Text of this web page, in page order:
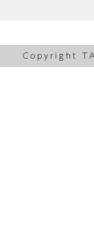
Copyright